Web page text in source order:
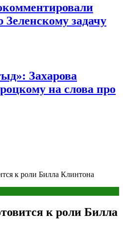
Зеленскому задачу
Захарова
на слова про
к роли Билла Клинтона
к роли Билла